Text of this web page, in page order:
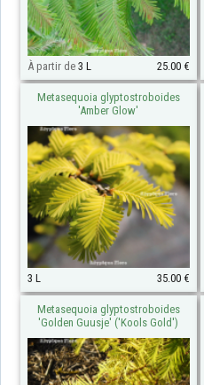
À partir de 3 L 25.00 €
Metasequoia glyptostroboides
'Amber Glow'
3 L 35.00 €
Metasequoia glyptostroboides
'Golden Guusje' ('Kools Gold')